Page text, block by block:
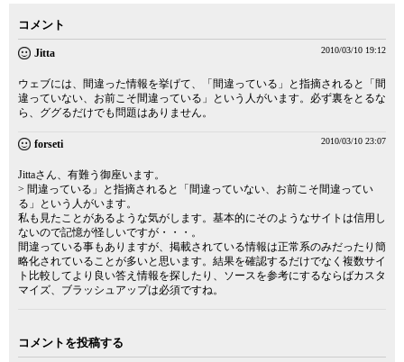
コメント
Jitta 2010/03/10 19:12
ウェブには、間違った情報を挙げて、「間違っている」と指摘されると「間
違っていない、お前こそ間違っている」という人がいます。必ず裏をとるな
ら、ググるだけでも問題はありません。
forseti 2010/03/10 23:07
Jittaさん、有難う御座います。
> 間違っている」と指摘されると「間違っていない、お前こそ間違ってい
る」という人がいます。
私も見たことがあるような気がします。基本的にそのようなサイトは信用し
ないので記憶が怪しいですが・・・。
間違っている事もありますが、掲載されている情報は正常系のみだったり簡
略化されていることが多いと思います。結果を確認するだけでなく複数サイ
ト比較してより良い答え情報を探したり、ソースを参考にするならばカスタ
マイズ、ブラッシュアップは必須ですね。
コメントを投稿する